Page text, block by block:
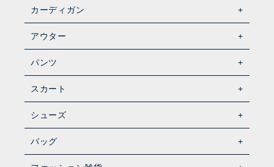
カーディガン
アウター
パンツ
スカート
シューズ
バッグ